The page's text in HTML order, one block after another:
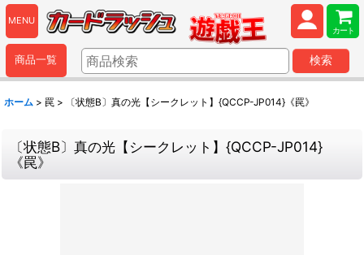
MENU
カート
商品一覧 検索
ホーム > 罠 > 〔状態B〕真の光【シークレット】{QCCP-JP014}《罠》
〔状態B〕真の光【シークレット】{QCCP-JP014}
《罠》